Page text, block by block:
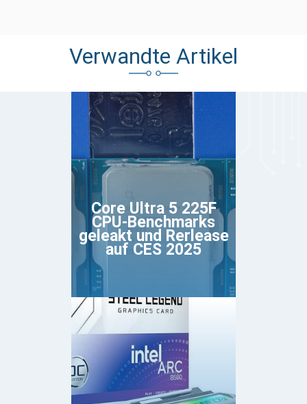
Verwandte Artikel
Core Ultra 5 225F
CPU-Benchmarks
geleakt und Rerlease
auf CES 2025